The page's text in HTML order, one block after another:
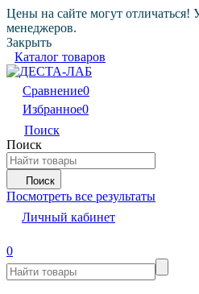
Цены на сайте могут
менеджеров.
Закрыть
Каталог товаров
Сравнение0
Избранное0
Поиск
Поиск
Поиск
Посмотреть все результаты
Личный кабинет
0